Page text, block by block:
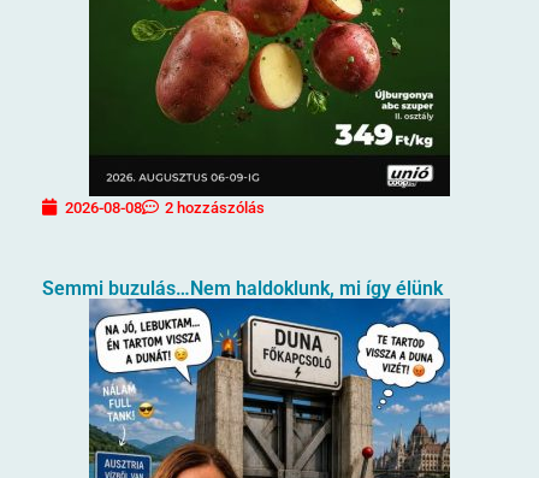
2026-08-08 2 hozzászólás
Semmi buzulás…Nem haldoklunk, mi így élünk